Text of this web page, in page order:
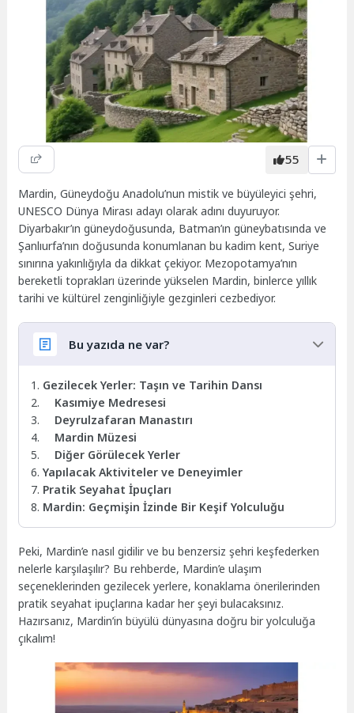
55
Mardin, Güneydoğu Anadolu’nun mistik ve büyüleyici şehri,
UNESCO Dünya Mirası adayı olarak adını duyuruyor.
Diyarbakır’ın güneydoğusunda, Batman’ın güneybatısında ve
Şanlıurfa’nın doğusunda konumlanan bu kadim kent, Suriye
sınırına yakınlığıyla da dikkat çekiyor. Mezopotamya’nın
bereketli toprakları üzerinde yükselen Mardin, binlerce yıllık
tarihi ve kültürel zenginliğiyle gezginleri cezbediyor.
Bu yazıda ne var?
Gezilecek Yerler: Taşın ve Tarihin Dansı
Kasımiye Medresesi
Deyrulzafaran Manastırı
Mardin Müzesi
Diğer Görülecek Yerler
Yapılacak Aktiviteler ve Deneyimler
Pratik Seyahat İpuçları
Mardin: Geçmişin İzinde Bir Keşif Yolculuğu
Peki, Mardin’e nasıl gidilir ve bu benzersiz şehri keşfederken
nelerle karşılaşılır? Bu rehberde, Mardin’e ulaşım
seçeneklerinden gezilecek yerlere, konaklama önerilerinden
pratik seyahat ipuçlarına kadar her şeyi bulacaksınız.
Hazırsanız, Mardin’in büyülü dünyasına doğru bir yolculuğa
çıkalım!